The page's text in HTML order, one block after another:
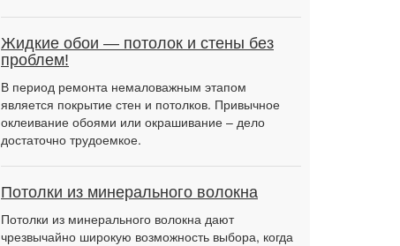
Жидкие обои — потолок и стены без
проблем!
В период ремонта немаловажным этапом
является покрытие стен и потолков. Привычное
оклеивание обоями или окрашивание – дело
достаточно трудоемкое.
Потолки из минерального волокна
Потолки из минерального волокна дают
чрезвычайно широкую возможность выбора, когда